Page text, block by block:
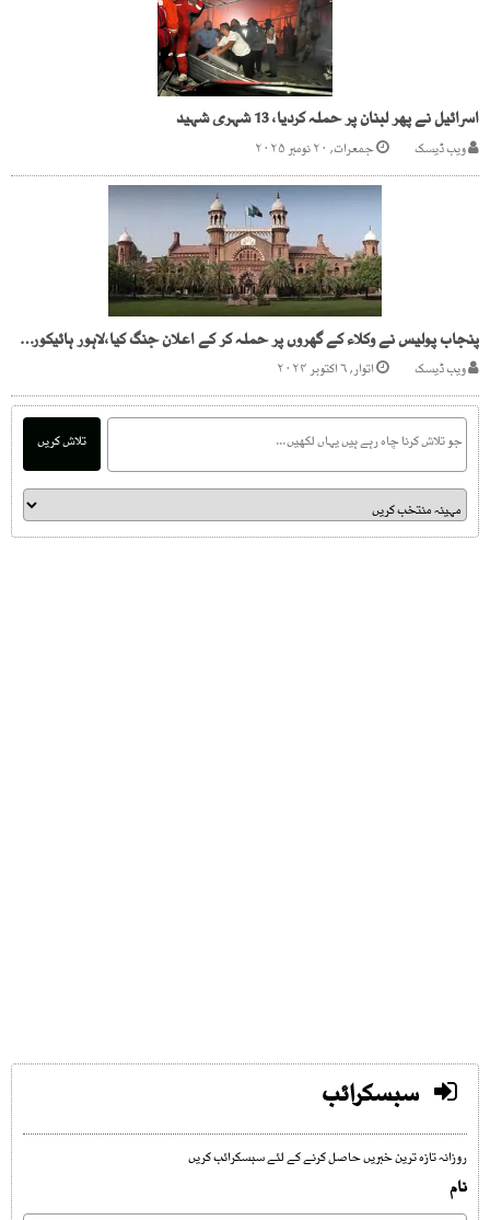
اسرائیل نے پھر لبنان پر حملہ کردیا، 13 شہری شہید
ویب ڈیسک جمعرات, ۲۰ نومبر ۲۰۲۵
پنجاب پولیس نے وکلاء کے گھروں پر حملہ کر کے اعلان جنگ کیا،لاہور ہائیکورٹ بار
ویب ڈیسک اتوار, ۶ اکتوبر ۲۰۲۴
تلاش کریں
سبسکرائب
روزانہ تازہ ترین خبریں حاصل کرنے کے لئے سبسکرائب کریں
نام